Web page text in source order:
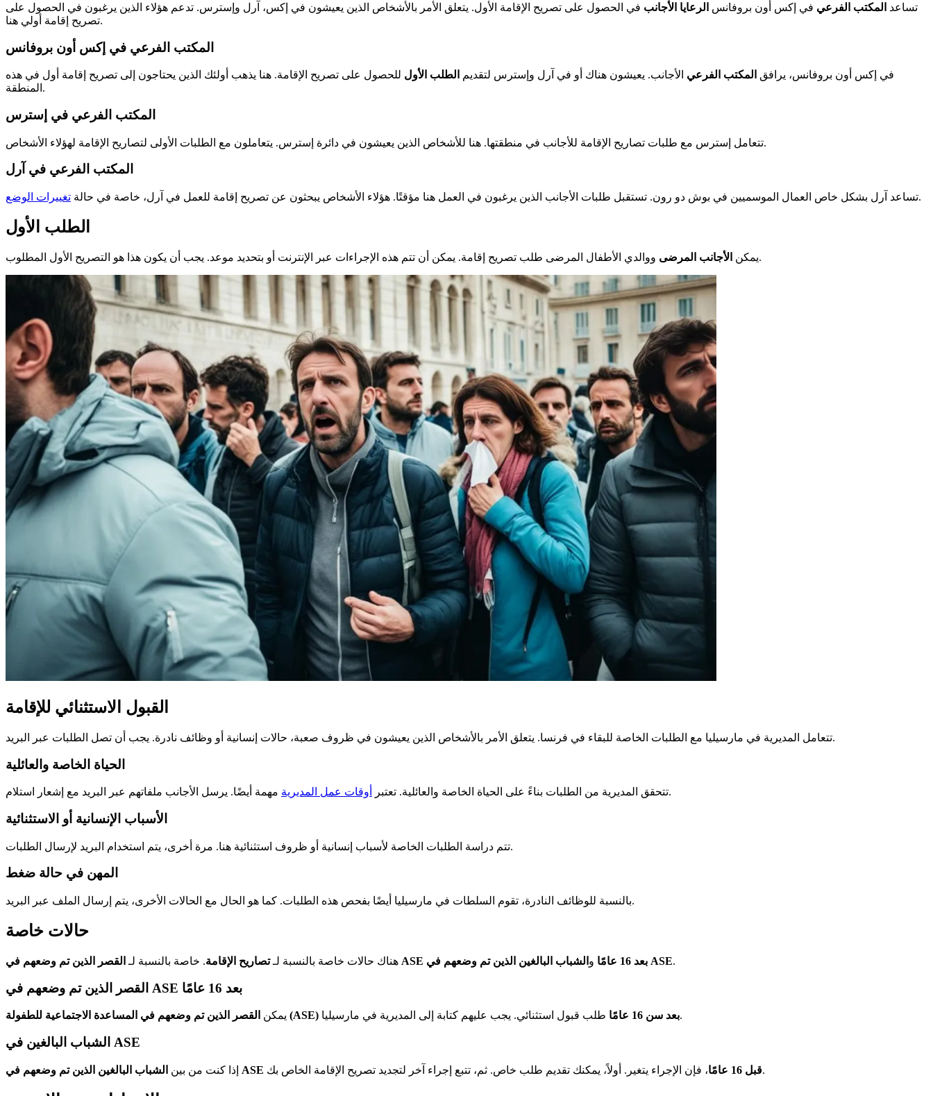
تساعد المكتب الفرعي في إكس أون بروفانس الرعايا الأجانب في الحصول على تصريح الإقامة الأول. يتعلق الأمر بالأشخاص الذين يعيشون في إكس، آرل وإسترس. تدعم هؤلاء الذين يرغبون في الحصول على
تصريح إقامة أولي هنا.
المكتب الفرعي في إكس أون بروفانس
في إكس أون بروفانس، يرافق المكتب الفرعي الأجانب. يعيشون هناك أو في آرل وإسترس لتقديم الطلب الأول للحصول على تصريح الإقامة. هنا يذهب أولئك الذين يحتاجون إلى تصريح إقامة أول في هذه
المنطقة.
المكتب الفرعي في إسترس
تتعامل إسترس مع طلبات تصاريح الإقامة للأجانب في منطقتها. هنا للأشخاص الذين يعيشون في دائرة إسترس. يتعاملون مع الطلبات الأولى لتصاريح الإقامة لهؤلاء الأشخاص.
المكتب الفرعي في آرل
تساعد آرل بشكل خاص العمال الموسميين في بوش دو رون. تستقبل طلبات الأجانب الذين يرغبون في العمل هنا مؤقتًا. هؤلاء الأشخاص يبحثون عن تصريح إقامة للعمل في آرل، خاصة في حالة تغييرات الوضع .
الطلب الأول
يمكن الأجانب المرضى ووالدي الأطفال المرضى طلب تصريح إقامة. يمكن أن تتم هذه الإجراءات عبر الإنترنت أو بتحديد موعد. يجب أن يكون هذا هو التصريح الأول المطلوب.
القبول الاستثنائي للإقامة
تتعامل المديرية في مارسيليا مع الطلبات الخاصة للبقاء في فرنسا. يتعلق الأمر بالأشخاص الذين يعيشون في ظروف صعبة، حالات إنسانية أو وظائف نادرة. يجب أن تصل الطلبات عبر البريد.
الحياة الخاصة والعائلية
تتحقق المديرية من الطلبات بناءً على الحياة الخاصة والعائلية. تعتبر أوقات عمل المديرية مهمة أيضًا. يرسل الأجانب ملفاتهم عبر البريد مع إشعار استلام.
الأسباب الإنسانية أو الاستثنائية
تتم دراسة الطلبات الخاصة لأسباب إنسانية أو ظروف استثنائية هنا. مرة أخرى، يتم استخدام البريد لإرسال الطلبات.
المهن في حالة ضغط
بالنسبة للوظائف النادرة، تقوم السلطات في مارسيليا أيضًا بفحص هذه الطلبات. كما هو الحال مع الحالات الأخرى، يتم إرسال الملف عبر البريد.
حالات خاصة
هناك حالات خاصة بالنسبة لـتصاريح الإقامة. خاصة بالنسبة لـ القصر الذين تم وضعهم في ASE بعد 16 عامًا و الشباب البالغين الذين تم وضعهم في ASE.
القصر الذين تم وضعهم في ASE بعد 16 عامًا
يمكن القصر الذين تم وضعهم في المساعدة الاجتماعية للطفولة (ASE) بعد سن 16 عامًاطلب قبول استثنائي. يجب عليهم كتابة إلى المديرية في مارسيليا.
الشباب البالغين في ASE
إذا كنت من بين الشباب البالغين الذين تم وضعهم في ASE قبل 16 عامًا، فإن الإجراء يتغير. أولاً، يمكنك تقديم طلب خاص. ثم، تتبع إجراء آخر لتجديد تصريح الإقامة الخاص بك.